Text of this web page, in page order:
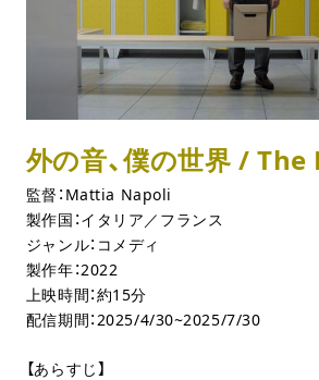
外の音、僕の世界 /
監督：Mattia Napoli
製作国：イタリア／フランス
ジャンル：コメディ
製作年：2022
上映時間：約15分
配信期間：2025/4/30~2025/7/30
【あらすじ】